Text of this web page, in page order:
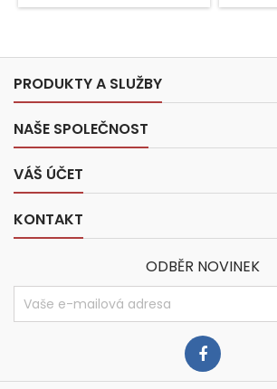
PRODUKTY A SLUŽBY
NAŠE SPOLEČNOST
VÁŠ ÚČET
KONTAKT
ODBĚR NOVINEK